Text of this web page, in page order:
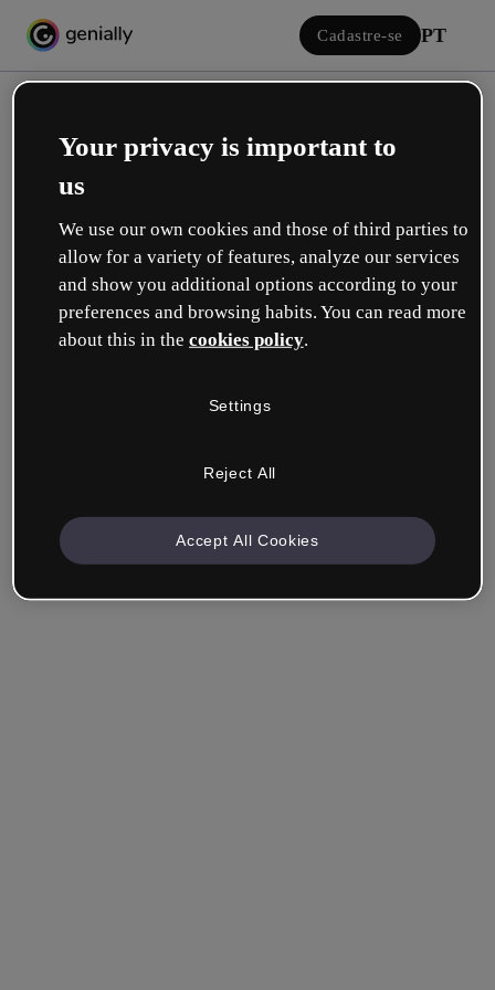
Cadastre-se PT
Iniciar sessão
Inicie sessão com o Google
Mantenha-me conectado Esqueceu sua senha?
Your privacy is important to
us
We use our own cookies and those of third parties to
allow for a variety of features, analyze our services
and show you additional options according to your
preferences and browsing habits. You can read more
about this in the cookies policy.
Settings
Reject All
Accept All Cookies